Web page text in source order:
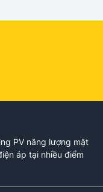
PV năng lượng mặt
áp tại nhiều điểm